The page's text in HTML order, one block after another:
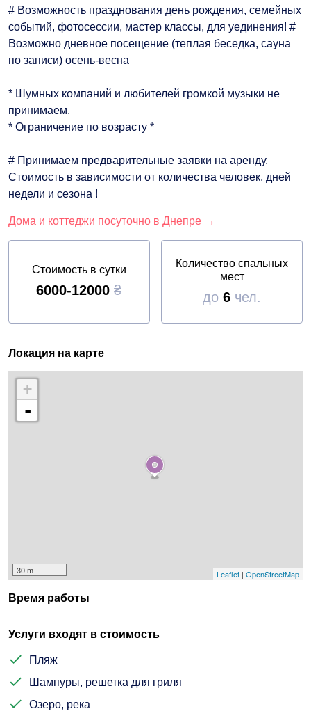
# Возможность празднования день рождения, семейных
событий, фотосессии, мастер классы, для уединения! #
Возможно дневное посещение (теплая беседка, сауна
по записи) осень-весна
* Шумных компаний и любителей громкой музыки не
принимаем.
* Ограничение по возрасту *
# Принимаем предварительные заявки на аренду.
Стоимость в зависимости от количества человек, дней
недели и сезона !
Дома и коттеджи посуточно в Днепре →
Стоимость в сутки
6000-12000 ₴
Количество спальных
мест
до6 чел.
Локация на карте
+
-
30 m Leaflet | OpenStreetMap
Время работы
Услуги входят в стоимость
Пляж
Шампуры, решетка для гриля
Озеро, река